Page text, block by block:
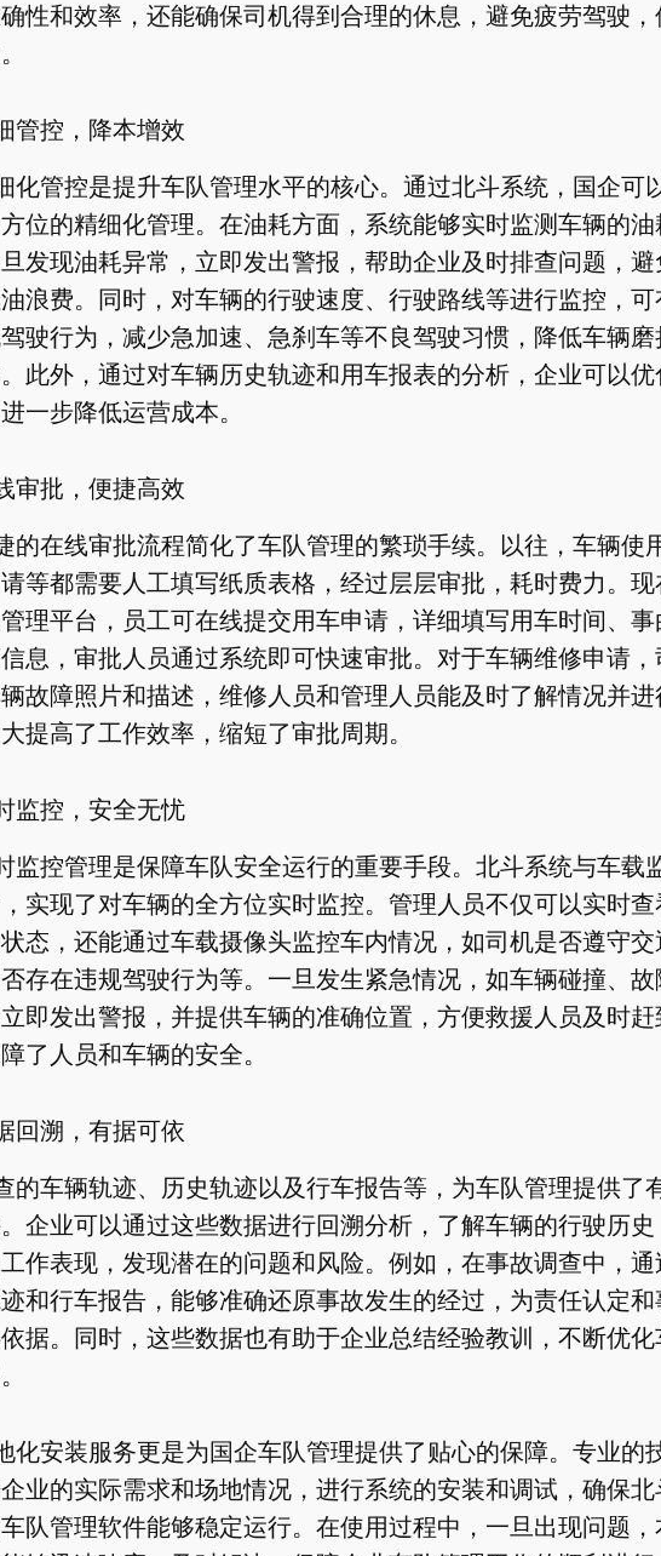
性和效率，还能确保司机得到合理的休息，避免疲劳驾驶，
管控，降本增效
化管控是提升车队管理水平的核心。通过北斗系统，国企可
位的精细化管理。在油耗方面，系统能够实时监测车辆的油
发现油耗异常，立即发出警报，帮助企业及时排查问题，避
浪费。同时，对车辆的行驶速度、行驶路线等进行监控，可
驶行为，减少急加速、急刹车等不良驾驶习惯，降低车辆磨
此外，通过对车辆历史轨迹和用车报表的分析，企业可以优
一步降低运营成本。
审批，便捷高效
的在线审批流程简化了车队管理的繁琐手续。以往，车辆使
等都需要人工填写纸质表格，经过层层审批，耗时费力。现
理平台，员工可在线提交用车申请，详细填写用车时间、事
息，审批人员通过系统即可快速审批。对于车辆维修申请，
辆故障照片和描述，维修人员和管理人员能及时了解情况并进
提高了工作效率，缩短了审批周期。
监控，安全无忧
监控管理是保障车队安全运行的重要手段。北斗系统与车载
实现了对车辆的全方位实时监控。管理人员不仅可以实时查
态，还能通过车载摄像头监控车内情况，如司机是否遵守交
存在违规驾驶行为等。一旦发生紧急情况，如车辆碰撞、故
即发出警报，并提供车辆的准确位置，方便救援人员及时赶
了人员和车辆的安全。
回溯，有据可依
的车辆轨迹、历史轨迹以及行车报告等，为车队管理提供了
企业可以通过这些数据进行回溯分析，了解车辆的行驶历史
作表现，发现潜在的问题和风险。例如，在事故调查中，通
和行车报告，能够准确还原事故发生的经过，为责任认定和
据。同时，这些数据也有助于企业总结经验教训，不断优化
化安装服务更是为国企车队管理提供了贴心的保障。专业的
业的实际需求和场地情况，进行系统的安装和调试，确保北
队管理软件能够稳定运行。在使用过程中，一旦出现问题，